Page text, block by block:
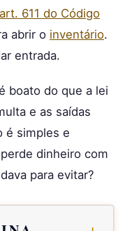
art. 611 do Código
abrir o inventário.
entrada.
boato do que a lei
e as saídas
é simples e
dinheiro com
para evitar?